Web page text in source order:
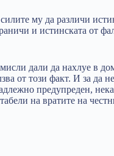
му да различи
и истинската от
дали да нахлуе в
от този факт. И за да
предупреден,
на вратите на